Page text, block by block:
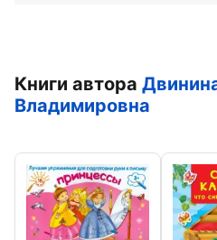
Книги автора
Владимировна